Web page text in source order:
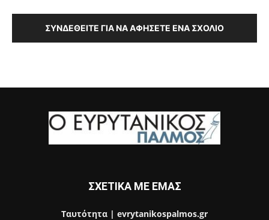
ΣΥΝΔΕΘΕΊΤΕ ΓΙΑ ΝΑ ΑΦΉΣΕΤΕ ΈΝΑ ΣΧΌΛΙΟ
ΣΧΕΤΙΚΑ ΜΕ ΕΜΑΣ
Ταυτότητα | evrytanikospalmos.gr